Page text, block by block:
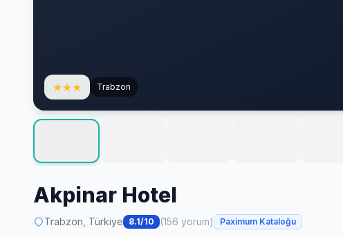
★★★ Trabzon
Akpinar Hotel
Trabzon, Türkiye 8.1/10 (156 yorum) Paximum Kataloğu